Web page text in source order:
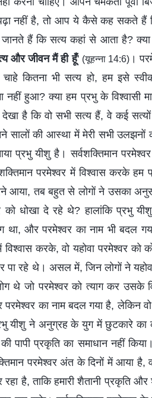
नहीं है, तो आप ये कैसे कह सकते हैं
हैं कि सत्य कहां से आता है?
और जीवन मैं ही हूँ' (यूहन्ना 14:6) ।
कितना भी सत्य हो, हम इसे
हुआ? क्या हम प्रभु के विश्वासी
है कि वो सभी सत्य हैं, वे कई
सालों की आस्था में मेरी सभी उलझनों
प्रभु यीशु है। सर्वशक्तिमान
परमेश्वर में विश्वास करके हम
आया, तब बहुत से लोगों ने उसका
को धोखा दे रहे थे? हालांकि प्रभु
था, और परमेश्वर का नाम भी बदल
करके, वो यहोवा परमेश्वर को
पा रहे थे। असल में, जिन लोगों ने
थे जो परमेश्वर को त्याग कर उसके
का नाम बदल गया है, लेकिन
ने अनुग्रह के युग में छुटकारे का
पापी प्रकृति का समाधान नहीं
परमेश्वर अंत के दिनों में आया
है, ताकि हमारी शैतानी प्रकृति और